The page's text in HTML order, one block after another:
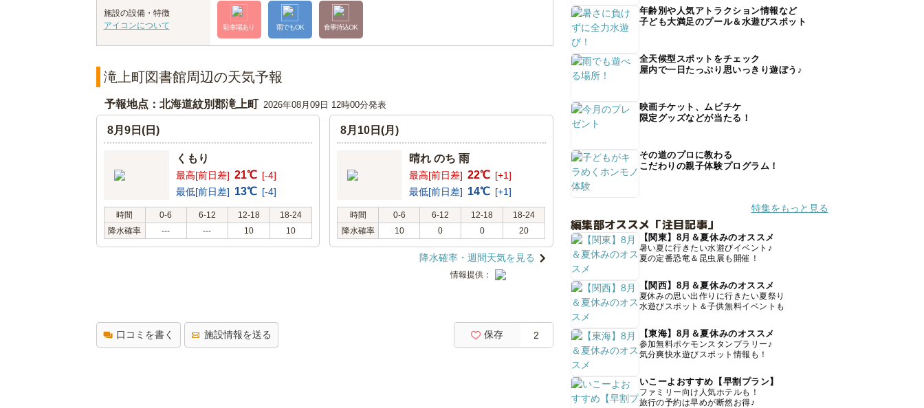
施設の設備・特徴
アイコンについて
駐車場あり 雨でもOK 食事持込OK
滝上町図書館周辺の天気予報
予報地点：北海道紋別郡滝上町 2026年08月09日 12時00分発表
8月9日(日)
くもり
最高[前日差] 21℃ [-4]
最低[前日差] 13℃ [-4]
時間 0-6 6-12 12-18
18-24
降水確率
--- --- 10 10
8月10日(月)
晴れ のち 雨
最高[前日差] 22℃ [+1]
最低[前日差] 14℃ [+1]
時間 0-6 6-12 12-18
18-24
降水確率
10 0 0 20
降水確率・週間天気を見る
情報提供：
口コミを書く 施設情報を送る 保存 2
年齢別や人気アトラクション情報など
子ども大満足のプール＆水遊びスポット
全天候型スポットをチェック
屋内で一日たっぷり思いっきり遊ぼう♪
映画チケット、ムビチケ
限定グッズなどが当たる！
その道のプロに教わる
こだわりの親子体験プログラム！
特集をもっと見る
編集部オススメ「注目記事」
【関東】8月＆夏休みのオススメ
暑い夏に行きたい水遊びイベント♪
夏の定番恐竜＆昆虫展も開催！
【関西】8月＆夏休みのオススメ
夏休みの思い出作りに行きたい夏祭り
水遊びスポット＆子供無料イベントも
【東海】8月＆夏休みのオススメ
参加無料ポケモンスタンプラリー♪
気分爽快水遊びスポット情報も！
いこーよおすすめ【早割プラン】
ファミリー向け人気ホテルも！
旅行の予約は早めが断然お得♪